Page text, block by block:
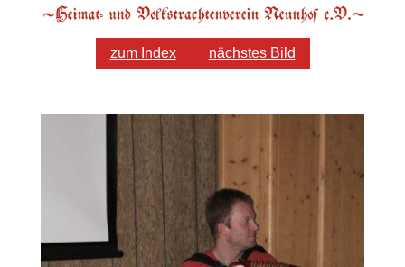
zum Index nächstes Bild